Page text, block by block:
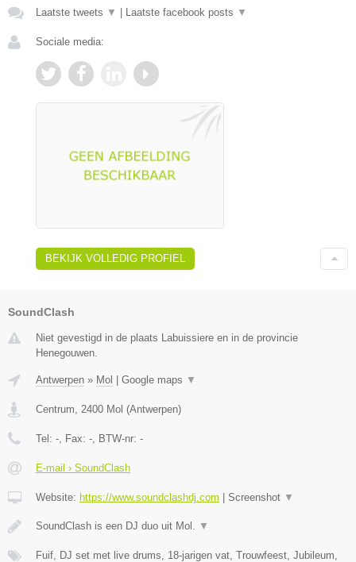
Laatste tweets ▼ Laatste facebook posts ▼
Sociale media:
BEKIJK VOLLEDIG PROFIEL
SoundClash
Niet gevestigd in de plaats Labuissiere en in de provincie
Henegouwen.
Antwerpen » Mol | Google maps ▼
Centrum 2400 Mol (Antwerpen)
Tel: - , Fax: - , BTW-nr: -
E-mail › SoundClash
Website: https://www.soundclashdj.com | Screenshot ▼
SoundClash is een DJ duo uit Mol. ▼
Fuif, DJ set met live drums, 18-jarigen vat, Trouwfeest, Jubileum,